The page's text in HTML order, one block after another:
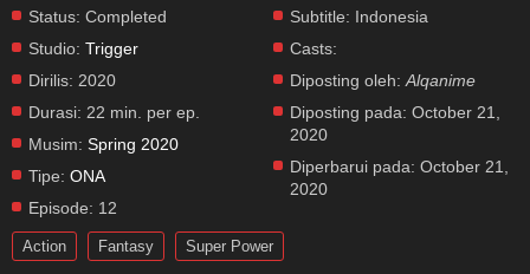
Status: Completed
Studio: Trigger
Dirilis: 2020
Durasi: 22 min. per ep.
Musim: Spring 2020
Tipe: ONA
Episode: 12
Subtitle: Indonesia
Casts:
Diposting oleh: Alqanime
Diposting pada: October 21,
2020
Diperbarui pada: October 21,
2020
Action Fantasy Super Power